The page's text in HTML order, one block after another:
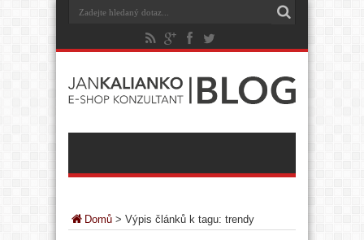
Domů > Výpis článků k tagu: trendy